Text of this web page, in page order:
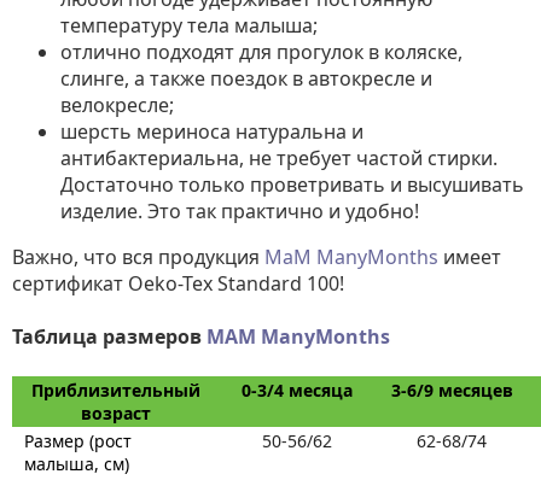
температуру тела малыша;
отлично подходят для прогулок в коляске,
слинге, а также поездок в автокресле и
велокресле;
шерсть мериноса натуральна и
антибактериальна, не требует частой стирки.
Достаточно только проветривать и высушивать
изделие. Это так практично и удобно!
Важно, что вся продукция МаМ ManyMonths имеет
сертификат Oeko-Tex Standard 100!
Таблица размеров MAM ManyMonths
Приблизительный
возраст
0-3/4 месяца 3-6/9 месяцев
Размер (рост
малыша, см)
50-56/62 62-68/74